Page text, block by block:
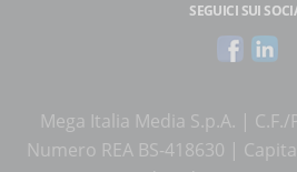
SEGUICI SUI
Mega Italia Media S.p.A. |
Numero REA BS-418630 |